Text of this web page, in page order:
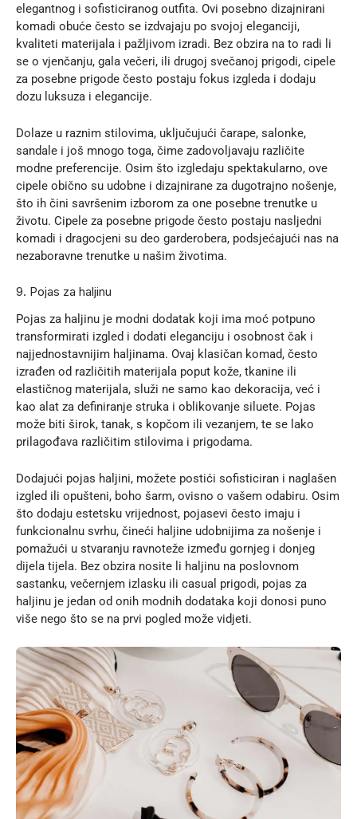
elegantnog i sofisticiranog outfita. Ovi posebno dizajnirani
komadi obuće često se izdvajaju po svojoj eleganciji,
kvaliteti materijala i pažljivom izradi. Bez obzira na to radi li
se o vjenčanju, gala večeri, ili drugoj svečanoj prigodi, cipele
za posebne prigode često postaju fokus izgleda i dodaju
dozu luksuza i elegancije.
Dolaze u raznim stilovima, uključujući čarape, salonke,
sandale i još mnogo toga, čime zadovoljavaju različite
modne preferencije. Osim što izgledaju spektakularno, ove
cipele obično su udobne i dizajnirane za dugotrajno nošenje,
što ih čini savršenim izborom za one posebne trenutke u
životu. Cipele za posebne prigode često postaju nasljedni
komadi i dragocjeni su deo garderobera, podsjećajući nas na
nezaboravne trenutke u našim životima.
9. Pojas za haljinu
Pojas za haljinu je modni dodatak koji ima moć potpuno
transformirati izgled i dodati eleganciju i osobnost čak i
najjednostavnijim haljinama. Ovaj klasičan komad, često
izrađen od različitih materijala poput kože, tkanine ili
elastičnog materijala, služi ne samo kao dekoracija, već i
kao alat za definiranje struka i oblikovanje siluete. Pojas
može biti širok, tanak, s kopčom ili vezanjem, te se lako
prilagođava različitim stilovima i prigodama.
Dodajući pojas haljini, možete postići sofisticiran i naglašen
izgled ili opušteni, boho šarm, ovisno o vašem odabiru. Osim
što dodaju estetsku vrijednost, pojasevi često imaju i
funkcionalnu svrhu, čineći haljine udobnijima za nošenje i
pomažući u stvaranju ravnoteže između gornjeg i donjeg
dijela tijela. Bez obzira nosite li haljinu na poslovnom
sastanku, večernjem izlasku ili casual prigodi, pojas za
haljinu je jedan od onih modnih dodataka koji donosi puno
više nego što se na prvi pogled može vidjeti.